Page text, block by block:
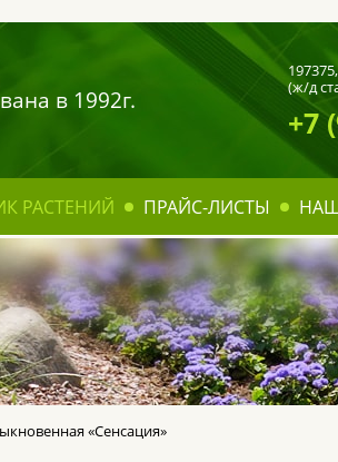
в 1992г.
(ж/д
+7
РАСТЕНИЙ ПРАЙС-ЛИСТЫ
«Сенсация»